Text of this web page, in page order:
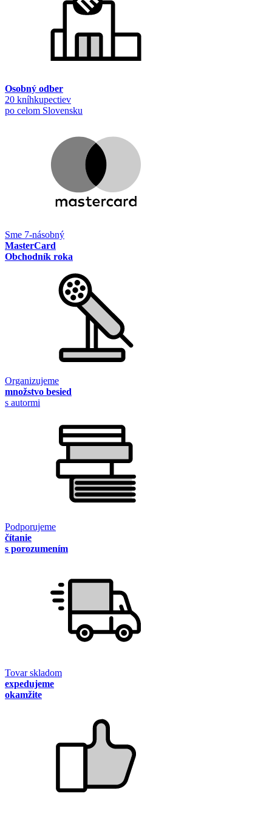
Osobný odber
20 kníhkupectiev
po celom Slovensku
Sme 7-násobný
MasterCard
Obchodník roka
Organizujeme
množstvo besied
s autormi
Podporujeme
čítanie
s porozumením
Tovar skladom
expedujeme
okamžite